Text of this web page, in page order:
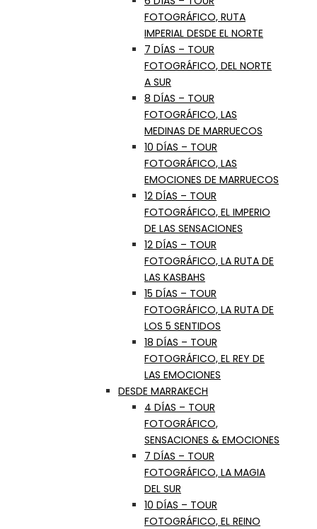
FOTOGRÁFICO, RUTA
IMPERIAL DESDE EL NORTE
7 DÍAS – TOUR
FOTOGRÁFICO, DEL NORTE
A SUR
8 DÍAS – TOUR
FOTOGRÁFICO, LAS
MEDINAS DE MARRUECOS
10 DÍAS – TOUR
FOTOGRÁFICO, LAS
EMOCIONES DE MARRUECOS
12 DÍAS – TOUR
FOTOGRÁFICO, EL IMPERIO
DE LAS SENSACIONES
12 DÍAS – TOUR
FOTOGRÁFICO, LA RUTA DE
LAS KASBAHS
15 DÍAS – TOUR
FOTOGRÁFICO, LA RUTA DE
LOS 5 SENTIDOS
18 DÍAS – TOUR
FOTOGRÁFICO, EL REY DE
LAS EMOCIONES
DESDE MARRAKECH
4 DÍAS – TOUR
FOTOGRÁFICO,
SENSACIONES & EMOCIONES
7 DÍAS – TOUR
FOTOGRÁFICO, LA MAGIA
DEL SUR
10 DÍAS – TOUR
FOTOGRÁFICO, EL REINO